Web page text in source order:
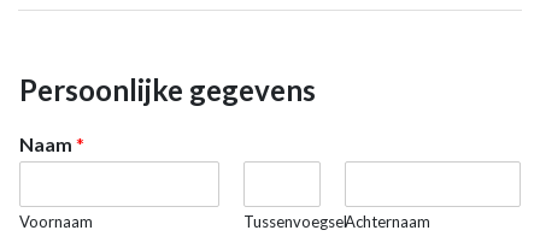
Persoonlijke gegevens
Naam *
Voornaam TussenvoegselAchternaam